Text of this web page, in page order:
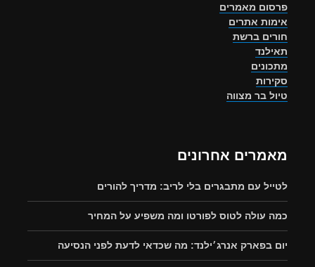
פרסום מאמרים
אימות אתרים
חורים ברשת
תאילנד
מתכונים
סקירות
טיול בר מצווה
מאמרים אחרונים
לטייל עם מתבגרים בלי לריב: מדריך להורים
כמה עולה לטוס לפורטו ומה משפיע על המחיר
יום בפארק אנרג׳ילנד: מה שכדאי לדעת לפני הנסיעה